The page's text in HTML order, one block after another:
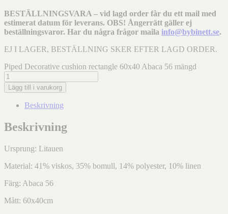
BESTÄLLNINGSVARA – vid lagd order får du ett mail med
estimerat datum för leverans. OBS! Ångerrätt gäller ej
beställningsvaror. Har du några frågor maila info@bybinett.se.
EJ I LAGER, BESTÄLLNING SKER EFTER LAGD ORDER.
Piped Decorative cushion rectangle 60x40 Abaca 56 mängd
Lägg till i varukorg
Beskrivning
Beskrivning
Ursprung: Litauen
Material: 41% viskos, 35% bomull, 14% polyester, 10% linen
Färg: Abaca 56
Mått: 60x40cm